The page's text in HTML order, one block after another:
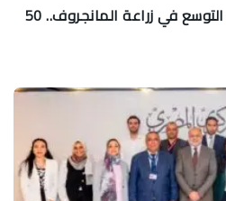
وزيرة التنمية المحلية تبحث التوسع في زراعة المانجروف.. 50